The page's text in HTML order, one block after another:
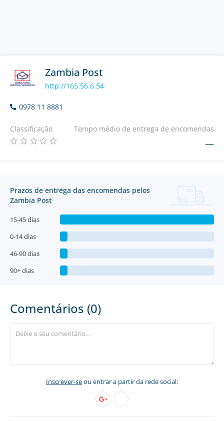
Zambia Post
http://165.56.6.54
0978 11 8881
Classificação Tempo médio de entrega de encomendas
—
Prazos de entrega das encomendas pelos
Zambia Post
15-45 dias
0-14 dias
46-90 dias
90+ dias
Comentários (0)
Inscrever-seou entrar a partir da rede social: